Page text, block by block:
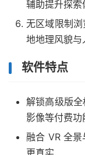
辅助提升探索
无区域限制
地地理风貌与
软件特点
解锁高级版
影像等付费功
融合 VR 全
更真实